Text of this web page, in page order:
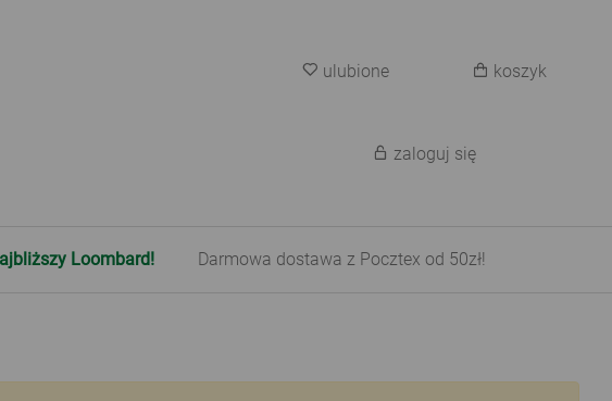
ulubione koszyk
zaloguj się
Loombard! Darmowa dostawa z Pocztex od 50zł!